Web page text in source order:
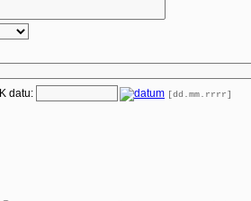
K datu: [dd.mm.rrrr]